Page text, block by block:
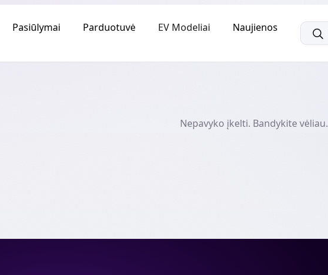
Pasiūlymai Parduotuvė EV Modeliai Naujienos
Nepavyko įkelti. Bandykite vėliau.